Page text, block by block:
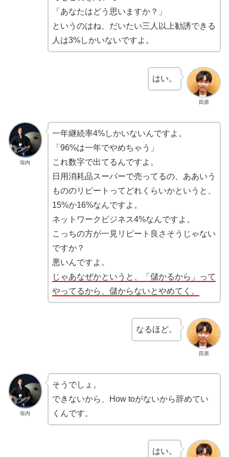
「あなたはどう思いますか？」
というのはね、だいたい三人以上勧誘できる
人は3%しかいないですよ。
田原
はい。
垣内
一年継続率4%しかいないんですよ。
「96%は一年でやめちゃう」
これ数字で出てるんですよ。
日用消耗品スーパーで売ってるの、ああいう
もののリピートってどれくらいかというと、
15%か16%なんですよ。
ネットワークビジネス4%なんですよ。
こっちの方が一見リピート良さそうじゃない
ですか？
悪いんですよ。
じゃあなぜかというと、「儲かるから」って
やってるから、儲からないとやめてく。
田原
なるほど。
垣内
そうでしょ。
できないから、How toがないから辞めてい
くんです。
はい。